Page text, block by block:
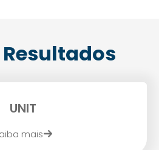
UNIT
mais